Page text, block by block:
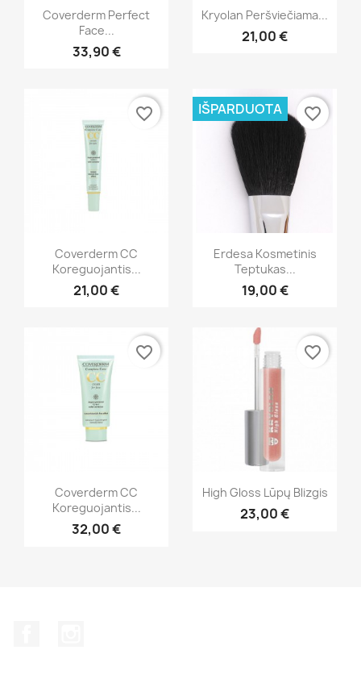
Greita peržiūra
Coverderm Perfect
Face...
33,90 €
Greita peržiūra
Kryolan Peršviečiama...
21,00 €
Greita peržiūra
Coverderm CC
Koreguojantis...
21,00 €
favorite_border
Greita peržiūra
Erdesa Kosmetinis
Teptukas...
19,00 €
IŠPARDUOTA favorite_border
Greita peržiūra
Coverderm CC
Koreguojantis...
32,00 €
favorite_border
Greita peržiūra
+20
High Gloss Lūpų Blizgis
23,00 €
favorite_border